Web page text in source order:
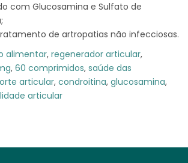
com Glucosamina e Sulfato de
de artropatias não infecciosas.
alimentar, regenerador articular,
, 60 comprimidos, saúde das
articular, condroitina, glucosamina,
articular